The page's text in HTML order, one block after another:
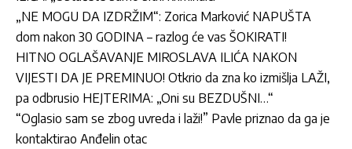
„NE MOGU DA IZDRŽIM“: Zorica Marković NAPUŠTA
dom nakon 30 GODINA – razlog će vas ŠOKIRATI!
HITNO OGLAŠAVANJE MIROSLAVA ILIĆA NAKON
VIJESTI DA JE PREMINUO! Otkrio da zna ko izmišlja LAŽI,
pa odbrusio HEJTERIMA: „Oni su BEZDUŠNI…“
“Oglasio sam se zbog uvreda i laži!” Pavle priznao da ga je
kontaktirao Anđelin otac